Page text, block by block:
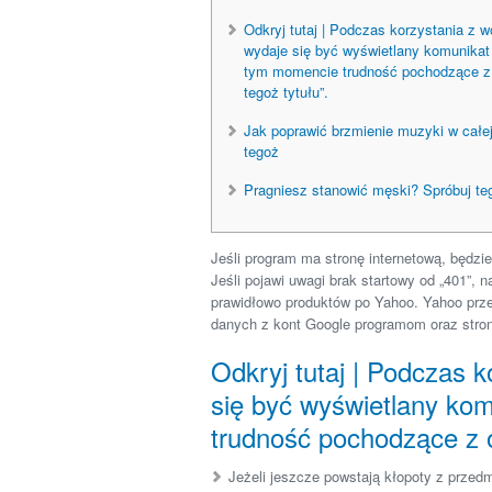
Odkryj tutaj | Podczas korzystania z
wydaje się być wyświetlany
tym momencie trudność pochodzące
tegoż tytułu”.
Jak poprawić brzmienie muzyki w
tegoż
Pragniesz stanowić męski? Spróbuj
Jeśli program ma stronę internetową,
Jeśli pojawi uwagi brak startowy od „401”,
prawidłowo produktów po Yahoo. Yahoo
danych z kont Google programom oraz
Odkryj tutaj | Podczas
się być wyświetlany
trudność pochodzące z
Jeżeli jeszcze powstają kłopoty z